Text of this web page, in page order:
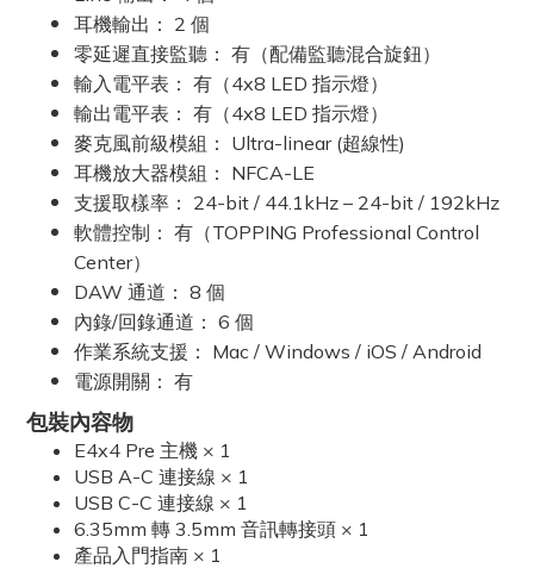
耳機輸出： 2 個
零延遲直接監聽： 有（配備監聽混合旋鈕）
輸入電平表： 有（4x8 LED 指示燈）
輸出電平表： 有（4x8 LED 指示燈）
麥克風前級模組： Ultra-linear (超線性)
耳機放大器模組： NFCA-LE
支援取樣率： 24-bit / 44.1kHz – 24-bit / 192kHz
軟體控制： 有（TOPPING Professional Control
Center）
DAW 通道： 8 個
內錄/回錄通道： 6 個
作業系統支援： Mac / Windows / iOS / Android
電源開關： 有
包裝內容物
E4x4 Pre 主機 × 1
USB A-C 連接線 × 1
USB C-C 連接線 × 1
6.35mm 轉 3.5mm 音訊轉接頭 × 1
產品入門指南 × 1